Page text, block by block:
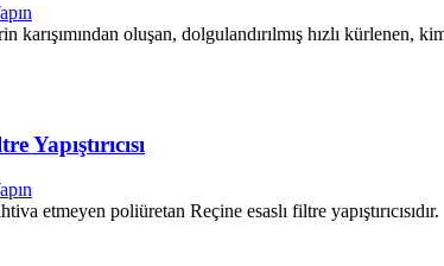
karışımından oluşan, dolgulandırılmış hızlı kürlenen,
Yapıştırıcısı
etmeyen poliüretan Reçine esaslı filtre yapıştırıcısıdır.